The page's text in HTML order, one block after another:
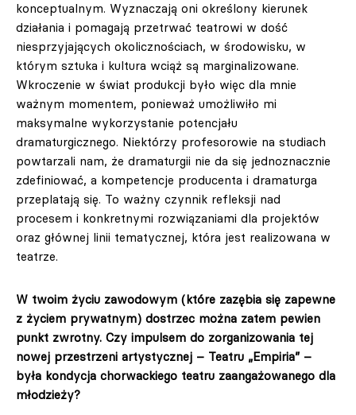
konceptualnym. Wyznaczają oni określony kierunek
działania i pomagają przetrwać teatrowi w dość
niesprzyjających okolicznościach, w środowisku, w
którym sztuka i kultura wciąż są marginalizowane.
Wkroczenie w świat produkcji było więc dla mnie
ważnym momentem, ponieważ umożliwiło mi
maksymalne wykorzystanie potencjału
dramaturgicznego. Niektórzy profesorowie na studiach
powtarzali nam, że dramaturgii nie da się jednoznacznie
zdefiniować, a kompetencje producenta i dramaturga
przeplatają się. To ważny czynnik refleksji nad
procesem i konkretnymi rozwiązaniami dla projektów
oraz głównej linii tematycznej, która jest realizowana w
teatrze.
W twoim życiu zawodowym (które zazębia się zapewne
z życiem prywatnym) dostrzec można zatem pewien
punkt zwrotny. Czy impulsem do zorganizowania tej
nowej przestrzeni artystycznej – Teatru „Empiria” –
była kondycja chorwackiego teatru zaangażowanego dla
młodzieży?